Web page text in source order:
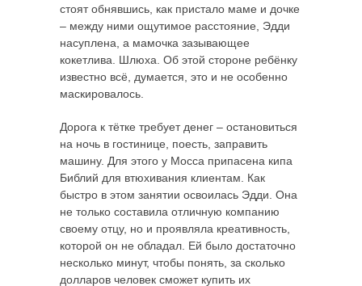
стоят обнявшись, как пристало маме и дочке
– между ними ощутимое расстояние, Эдди
насуплена, а мамочка зазывающее
кокетлива. Шлюха. Об этой стороне ребёнку
известно всё, думается, это и не особенно
маскировалось.
Дорога к тётке требует денег – остановиться
на ночь в гостинице, поесть, заправить
машину. Для этого у Мосса припасена кипа
Библий для втюхивания клиентам. Как
быстро в этом занятии освоилась Эдди. Она
не только составила отличную компанию
своему отцу, но и проявляла креативность,
которой он не обладал. Ей было достаточно
несколько минут, чтобы понять, за сколько
долларов человек сможет купить их